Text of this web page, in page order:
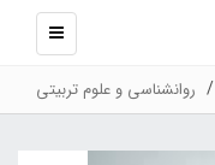
نمایش
روانشناسی و علوم تربیتی